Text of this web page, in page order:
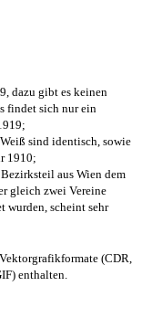
dazu gibt es keinen
findet sich nur ein
;
sind identisch, sowie
1910;
aus Wien dem
gleich zwei Vereine
wurden, scheint sehr
(CDR,
enthalten.